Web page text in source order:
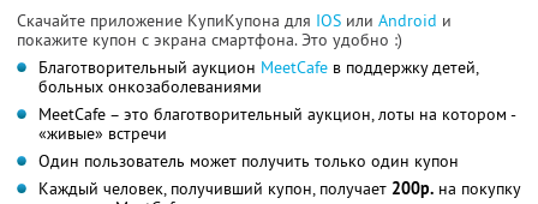
Скачайте приложение КупиКупона для IOS или Android и
покажите купон с экрана смартфона. Это удобно :)
Благотворительный аукцион MeetCafe в поддержку детей,
больных онкозаболеваниями
MeetCafe – это благотворительный аукцион, лоты на котором -
«живые» встречи
Один пользователь может получить только один купон
Каждый человек, получивший купон, получает 200р. на покупку